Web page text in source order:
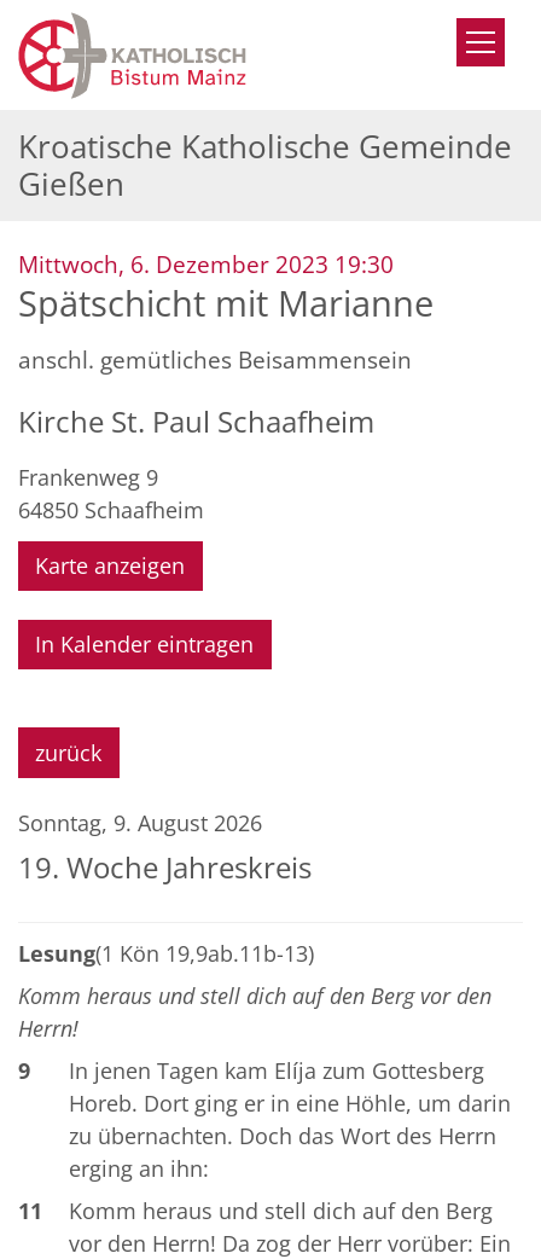
Zum Inhalt springen
Kroatische Katholische Gemeinde
Gießen
Mittwoch, 6. Dezember 2023 19:30
Spätschicht mit Marianne
anschl. gemütliches Beisammensein
Kirche St. Paul Schaafheim
Frankenweg 9
64850 Schaafheim
Karte anzeigen
In Kalender eintragen
zurück
Sonntag, 9. August 2026
19. Woche Jahreskreis
Lesung(1 Kön 19,9ab.11b-13)
Komm heraus und stell dich auf den Berg vor den
Herrn!
9
In jenen Tagen kam Elíja zum Gottesberg
Horeb. Dort ging er in eine Höhle, um darin
zu übernachten. Doch das Wort des Herrn
erging an ihn:
11
Komm heraus und stell dich auf den Berg
vor den Herrn! Da zog der Herr vorüber: Ein